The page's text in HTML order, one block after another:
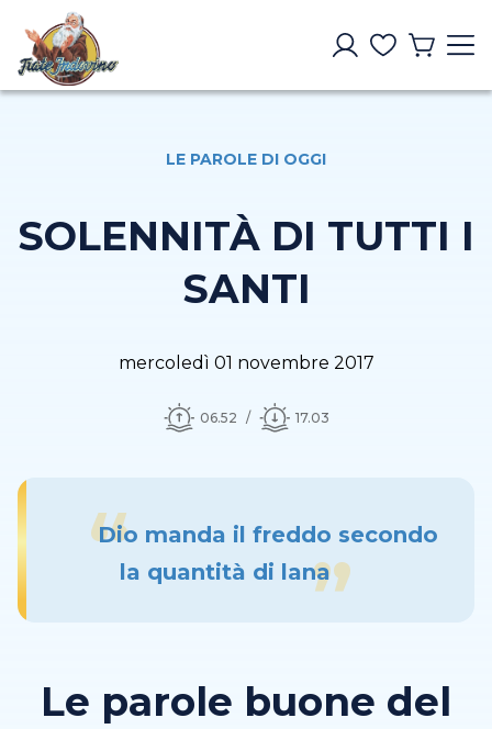
LE PAROLE DI OGGI
SOLENNITÀ DI TUTTI I
SANTI
mercoledì 01 novembre 2017
06.52 17.03
Dio manda il freddo secondo
la quantità di lana
Le parole buone del